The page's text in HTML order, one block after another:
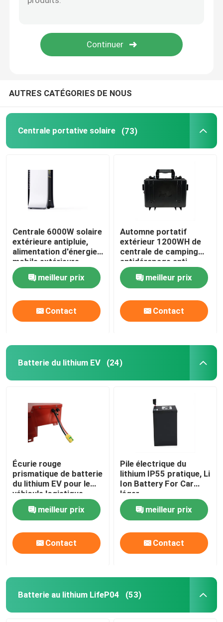
AUTRES CATÉGORIES DE NOUS
Centrale portative solaire (73)
Centrale 6000W solaire
extérieure antipluie,
alimentation d'énergie
mobile extérieure
légère
meilleur prix
Contact
Automne portatif
extérieur 1200WH de
centrale de camping
antidérapage anti
meilleur prix
Contact
Batterie du lithium EV (24)
Écurie rouge
prismatique de batterie
du lithium EV pour le
véhicule logistique
électrique
meilleur prix
Contact
Pile électrique du
lithium IP55 pratique, Li
Ion Battery For Car
léger
meilleur prix
Contact
Batterie au lithium LifeP04 (53)